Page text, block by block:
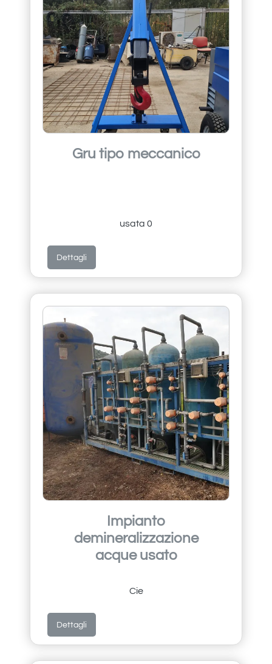
Gru tipo meccanico
usata 0
Dettagli
Impianto
demineralizzazione
acque usato
Cie
Dettagli